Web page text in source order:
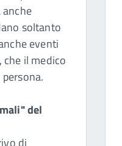
soltanto
eventi
il medico
del
di